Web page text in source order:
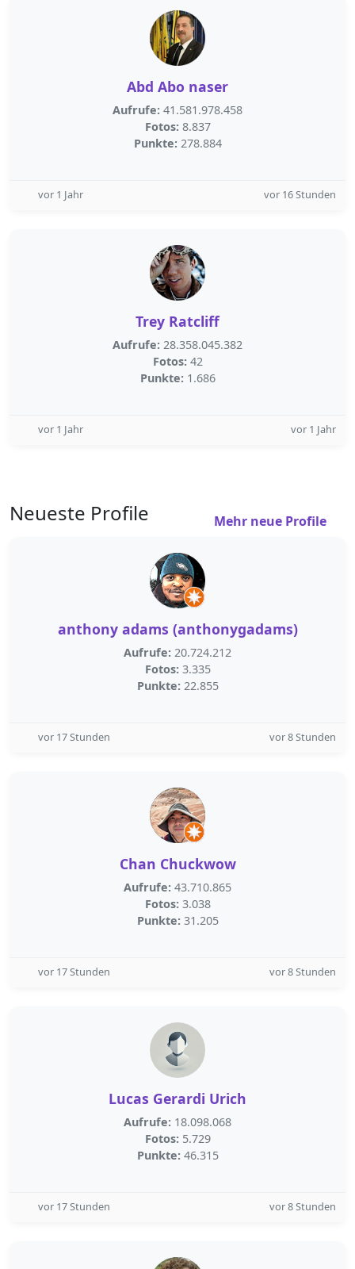
Abd Abo naser
Aufrufe: 41.581.978.458
Fotos: 8.837
Punkte: 278.884
vor 1 Jahr vor 16 Stunden
Trey Ratcliff
Aufrufe: 28.358.045.382
Fotos: 42
Punkte: 1.686
vor 1 Jahr vor 1 Jahr
Neueste Profile Mehr neue Profile
anthony adams (anthonygadams)
Aufrufe: 20.724.212
Fotos: 3.335
Punkte: 22.855
vor 17 Stunden vor 8 Stunden
Chan Chuckwow
Aufrufe: 43.710.865
Fotos: 3.038
Punkte: 31.205
vor 17 Stunden vor 8 Stunden
Lucas Gerardi Urich
Aufrufe: 18.098.068
Fotos: 5.729
Punkte: 46.315
vor 17 Stunden vor 8 Stunden